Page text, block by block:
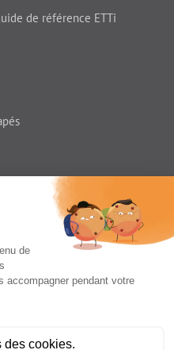
de référence ETTi